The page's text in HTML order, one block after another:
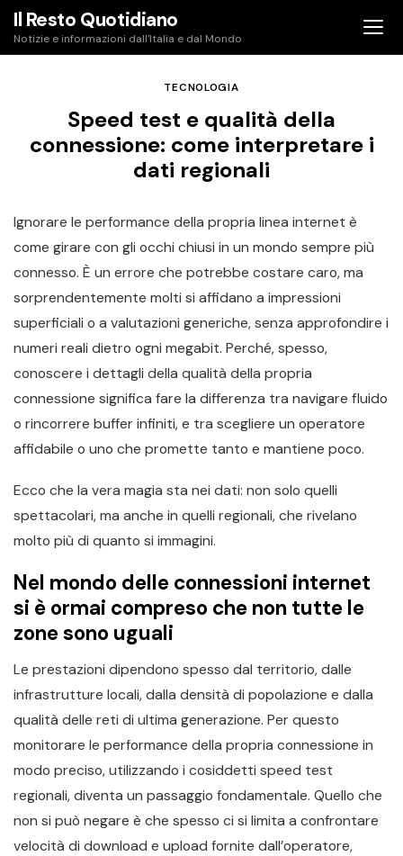
Skip
content
Il Resto Quotidiano
Notizie e informazioni dall'Italia e dal Mondo
TECNOLOGIA
Speed test e qualità della
connessione: come interpretare i
dati regionali
Ignorare le performance della propria linea internet è
come girare con gli occhi chiusi in un mondo sempre più
connesso. È un errore che potrebbe costare caro, ma
sorprendentemente molti si affidano a impressioni
superficiali o a valutazioni generiche, senza approfondire i
numeri reali dietro ogni megabit. Perché, spesso,
conoscere i dettagli della qualità della propria
connessione significa fare la differenza tra navigare fluido
o rincorrere buffer infiniti, e tra scegliere un operatore
affidabile o uno che promette tanto e mantiene poco.
Ecco che la vera magia sta nei dati: non solo quelli
spettacolari, ma anche in quelli regionali, che rivelano
molto più di quanto si immagini.
Nel mondo delle connessioni internet
si è ormai compreso che non tutte le
zone sono uguali
Le prestazioni dipendono spesso dal territorio, dalle
infrastrutture locali, dalla densità di popolazione e dalla
qualità delle reti di ultima generazione. Per questo
monitorare le performance della propria connessione in
modo preciso, utilizzando i cosiddetti speed test
regionali, diventa un passaggio fondamentale. Quello che
non si può negare è che spesso ci si limita a confrontare
velocità di download e upload fornite dall’operatore,